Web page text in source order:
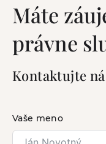
Máte
právne
Kontaktujte
Vaše meno